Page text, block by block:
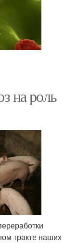
на роль
тракте наших